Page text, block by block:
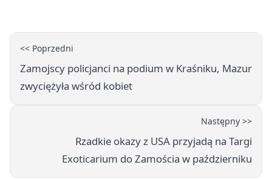
<< Poprzedni
Zamojscy policjanci na podium w Kraśniku, Mazur
zwyciężyła wśród kobiet
Następny >>
Rzadkie okazy z USA przyjadą na Targi
Exoticarium do Zamościa w październiku